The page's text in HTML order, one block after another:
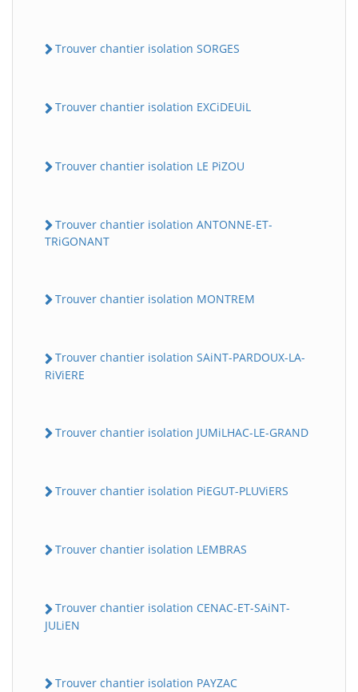
Trouver chantier isolation SORGES
Trouver chantier isolation EXCiDEUiL
Trouver chantier isolation LE PiZOU
Trouver chantier isolation ANTONNE-ET-
TRiGONANT
Trouver chantier isolation MONTREM
Trouver chantier isolation SAiNT-PARDOUX-LA-
RiViERE
Trouver chantier isolation JUMiLHAC-LE-GRAND
Trouver chantier isolation PiEGUT-PLUViERS
Trouver chantier isolation LEMBRAS
Trouver chantier isolation CENAC-ET-SAiNT-
JULiEN
Trouver chantier isolation PAYZAC